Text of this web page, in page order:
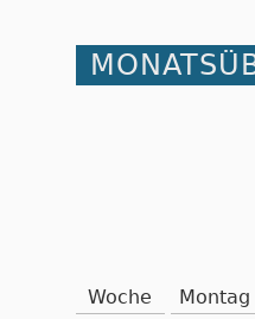
Woche Montag